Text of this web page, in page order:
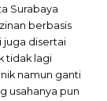
Surabaya
berbasis
juga disertai
tidak lagi
namun ganti
usahanya pun